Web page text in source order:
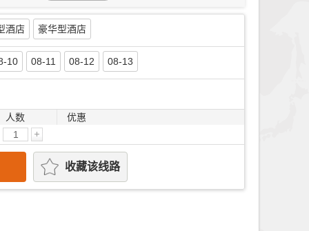
酒店 豪华型酒店
10 08-11 08-12 08-13
人数 优惠
收藏该线路